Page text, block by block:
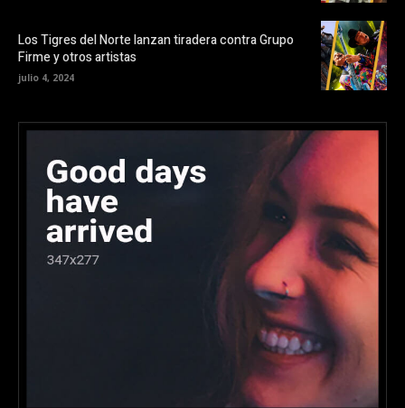
Los Tigres del Norte lanzan tiradera contra Grupo
Firme y otros artistas
julio 4, 2024